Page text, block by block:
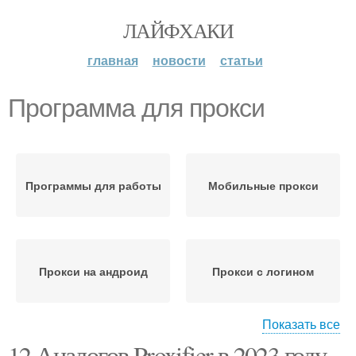
ЛАЙФХАКИ
главная новости статьи
Программа для прокси
Программы для работы Мобильные прокси
Прокси на андроид Прокси с логином
Показать все